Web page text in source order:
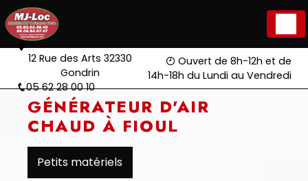
12 Rue des Arts 32330
Gondrin
05 62 28 00 10
Ouvert de 8h-12h et de
14h-18h du Lundi au Vendredi
GÉNÉRATEUR D'AIR
CHAUD À FIOUL
Petits matériels
Panneau de gestion des cookies